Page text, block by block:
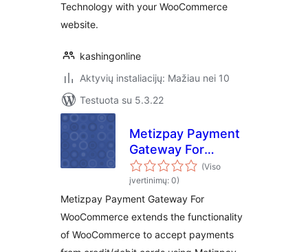
Technology with your WooCommerce
website.
kashingonline
Aktyvių instaliacijų: Mažiau nei 10
Testuota su 5.3.22
Metizpay Payment
Gateway For
WooCommerce
(Viso
įvertinimų: 0)
Metizpay Payment Gateway For
WooCommerce extends the functionality
of WooCommerce to accept payments